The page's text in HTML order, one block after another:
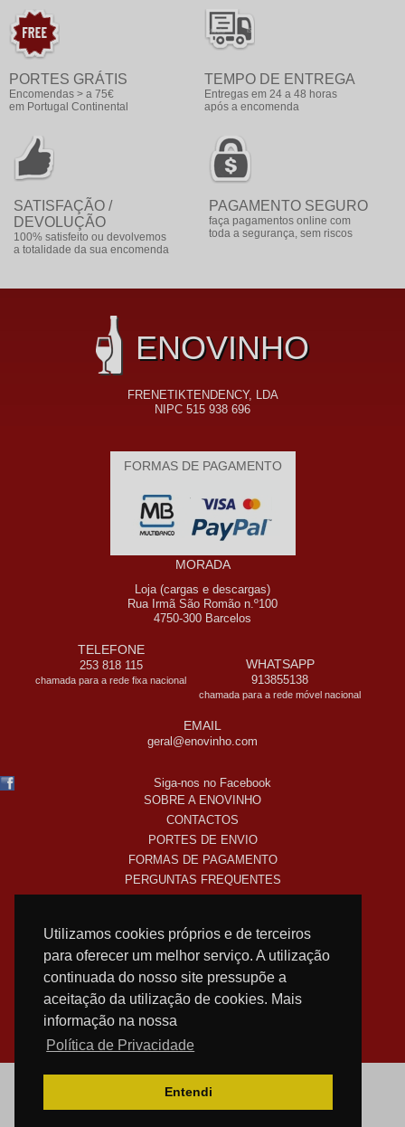
Utilizamos cookies próprios e de terceiros
para oferecer um melhor serviço. A utilização
continuada do nosso site pressupõe a
aceitação da utilização de cookies. Mais
informação na nossa
Política de Privacidade
Entendi
PORTES GRÁTIS
Encomendas > a 75€
em Portugal Continental
TEMPO DE ENTREGA
Entregas em 24 a 48 horas
após a encomenda
SATISFAÇÃO /
DEVOLUÇÃO
100% satisfeito ou devolvemos
a totalidade da sua encomenda
PAGAMENTO SEGURO
faça pagamentos online com
toda a segurança, sem riscos
ENOVINHO
FRENETIKTENDENCY, LDA
NIPC 515 938 696
FORMAS DE PAGAMENTO
MORADA
Loja (cargas e descargas)
Rua Irmã São Romão n.º100
4750-300 Barcelos
TELEFONE
253 818 115
chamada para a rede fixa nacional
WHATSAPP
913855138
chamada para a rede móvel nacional
EMAIL
geral@enovinho.com
Siga-nos no Facebook
SOBRE A ENOVINHO
CONTACTOS
PORTES DE ENVIO
FORMAS DE PAGAMENTO
PERGUNTAS FREQUENTES
POLITICA DE PRIVACIDADE
SUBSCREVA A NOSSA NEWSLETTER!
WEB DESIGN